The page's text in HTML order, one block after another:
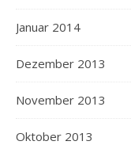
Januar 2014
Dezember 2013
November 2013
Oktober 2013